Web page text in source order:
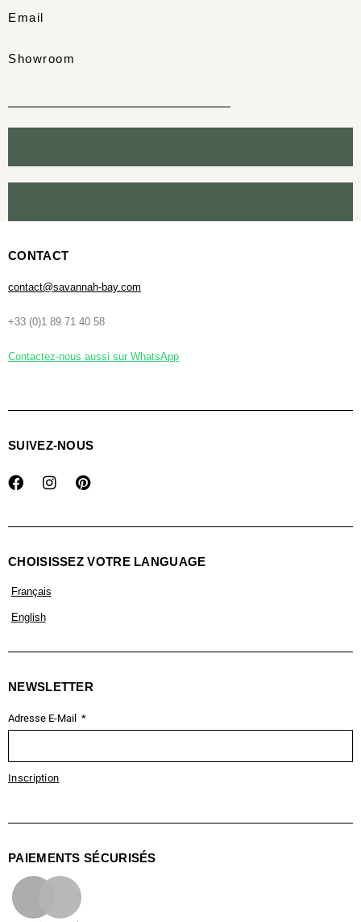
Email
Showroom
CONTACT
contact@savannah-bay.com
+33 (0)1 89 71 40 58
Contactez-nous aussi sur WhatsApp
SUIVEZ-NOUS
CHOISISSEZ VOTRE LANGUAGE
Français
English
NEWSLETTER
Adresse E-Mail
Inscription
PAIEMENTS SÉCURISÉS